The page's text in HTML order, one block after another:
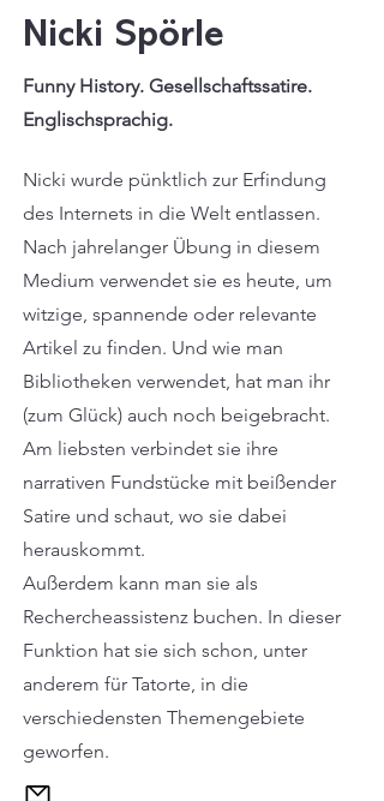
Nicki Spörle
Funny History. Gesellschaftssatire.
Englischsprachig.
Nicki wurde pünktlich zur Erfindung
des Internets in die Welt entlassen.
Nach jahrelanger Übung in diesem
Medium verwendet sie es heute, um
witzige, spannende oder relevante
Artikel zu finden. Und wie man
Bibliotheken verwendet, hat man ihr
(zum Glück) auch noch beigebracht.
Am liebsten verbindet sie ihre
narrativen Fundstücke mit beißender
Satire und schaut, wo sie dabei
herauskommt.
Außerdem kann man sie als
Rechercheassistenz buchen. In dieser
Funktion hat sie sich schon, unter
anderem für Tatorte, in die
verschiedensten Themengebiete
geworfen.